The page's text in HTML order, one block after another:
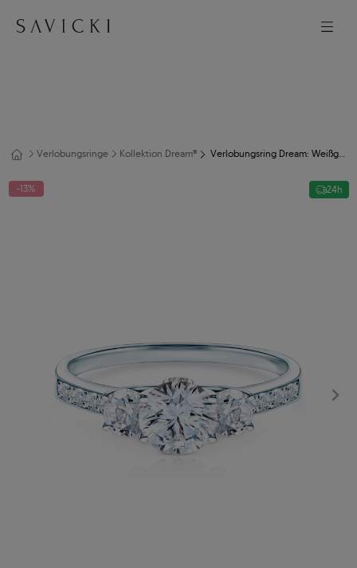
Verlobungsringe Kollektion Dream® Verlobungsring Dream: Weißgold, Weißer Saphir
-13% 24h